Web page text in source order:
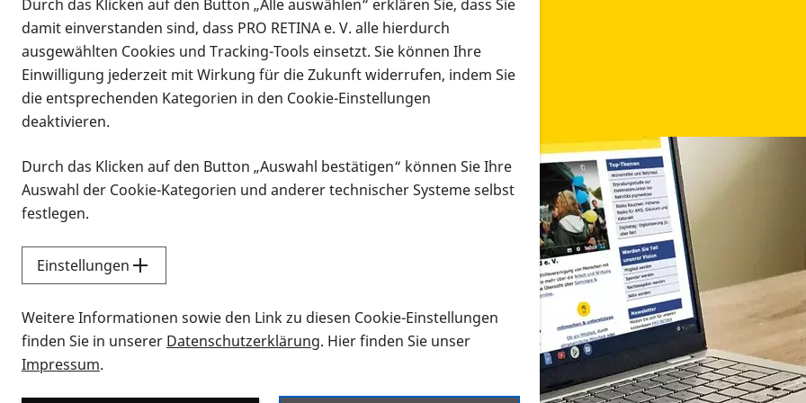
Infomaterial
Infomaterial
Vorlesen
Alle Infomaterialien in verschiedenen Formaten an
Sie möchten wissen, wie Sie nach Infonmaterial suchen und dieses bestellen bzw. herunterladen
Durch das Klicken auf den Button „Alle auswählen“ erklären Sie, dass Sie
damit einverstanden sind, dass PRO RETINA e. V. alle hierdurch
ausgewählten Cookies und Tracking-Tools einsetzt. Sie können Ihre
Einwilligung jederzeit mit Wirkung für die Zukunft widerrufen, indem Sie
die entsprechenden Kategorien in den Cookie-Einstellungen
deaktivieren.
Durch das Klicken auf den Button „Auswahl bestätigen“ können Sie Ihre
Auswahl der Cookie-Kategorien und anderer technischer Systeme selbst
festlegen.
Einstellungen
Weitere Informationen sowie den Link zu diesen Cookie-Einstellungen
finden Sie in unserer Datenschutzerklärung. Hier finden Sie unser
Impressum.